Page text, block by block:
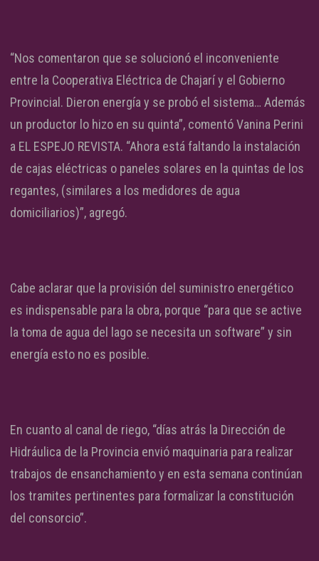
“Nos comentaron que se solucionó el inconveniente
entre la Cooperativa Eléctrica de Chajarí y el Gobierno
Provincial. Dieron energía y se probó el sistema… Además
un productor lo hizo en su quinta”, comentó Vanina Perini
a EL ESPEJO REVISTA. “Ahora está faltando la instalación
de cajas eléctricas o paneles solares en la quintas de los
regantes, (similares a los medidores de agua
domiciliarios)”, agregó.
Cabe aclarar que la provisión del suministro energético
es indispensable para la obra, porque “para que se active
la toma de agua del lago se necesita un software” y sin
energía esto no es posible.
En cuanto al canal de riego, “días atrás la Dirección de
Hidráulica de la Provincia envió maquinaria para realizar
trabajos de ensanchamiento y en esta semana continúan
los tramites pertinentes para formalizar la constitución
del consorcio”.